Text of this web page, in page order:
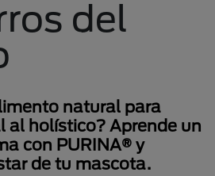
del
natural para
al holístico? Aprende un
con PURINA® y
de tu mascota.